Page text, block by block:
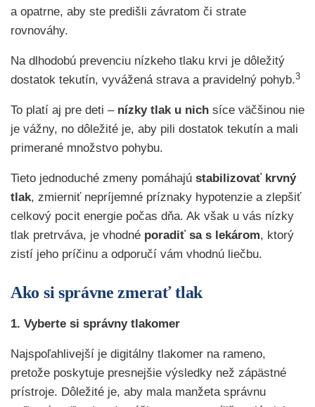
a opatrne, aby ste predišli závratom či strate
rovnováhy.
Na dlhodobú prevenciu nízkeho tlaku krvi je dôležitý
dostatok tekutín, vyvážená strava a pravidelný pohyb.3
To platí aj pre deti – nízky tlak u nich síce väčšinou nie
je vážny, no dôležité je, aby pili dostatok tekutín a mali
primerané množstvo pohybu.
Tieto jednoduché zmeny pomáhajú stabilizovať krvný
tlak, zmierniť nepríjemné príznaky hypotenzie a zlepšiť
celkový pocit energie počas dňa. Ak však u vás nízky
tlak pretrváva, je vhodné poradiť sa s lekárom, ktorý
zistí jeho príčinu a odporučí vám vhodnú liečbu.
Ako si správne zmerať tlak
1. Vyberte si správny tlakomer
Najspoľahlivejší je digitálny tlakomer na rameno,
pretože poskytuje presnejšie výsledky než zápästné
prístroje. Dôležité je, aby mala manžeta správnu